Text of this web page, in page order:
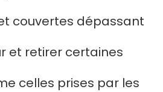
couvertes dépassant
et retirer certaines
celles prises par les